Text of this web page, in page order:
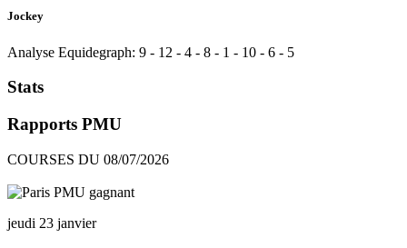
Jockey
Analyse Equidegraph: 9 - 12 - 4 - 8 - 1 - 10 - 6 - 5
Stats
Rapports PMU
COURSES DU 08/07/2026
jeudi 23 janvier